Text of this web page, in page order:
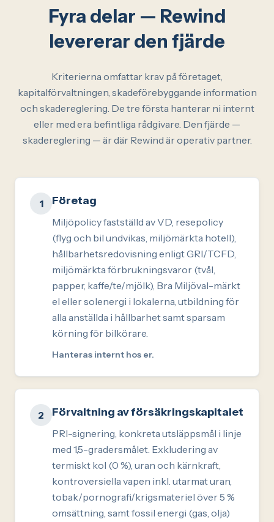
Fyra delar — Rewind
levererar den fjärde
Kriterierna omfattar krav på företaget,
kapitalförvaltningen, skadeförebyggande information
och skadereglering. De tre första hanterar ni internt
eller med era befintliga rådgivare. Den fjärde —
skadereglering — är där Rewind är operativ partner.
1 Företag
Miljöpolicy fastställd av VD, resepolicy
(flyg och bil undvikas, miljömärkta hotell),
hållbarhetsredovisning enligt GRI/TCFD,
miljömärkta förbrukningsvaror (tvål,
papper, kaffe/te/mjölk), Bra Miljöval-märkt
el eller solenergi i lokalerna, utbildning för
alla anställda i hållbarhet samt sparsam
körning för bilkörare.
Hanteras internt hos er.
2 Förvaltning av försäkringskapitalet
PRI-signering, konkreta utsläppsmål i linje
med 1,5-gradersmålet. Exkludering av
termiskt kol (0 %), uran och kärnkraft,
kontroversiella vapen inkl. utarmat uran,
tobak/pornografi/krigsmateriel över 5 %
omsättning, samt fossil energi (gas, olja)